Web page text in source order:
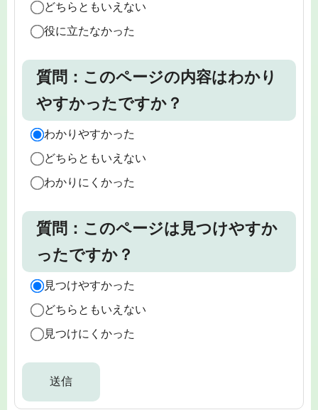
どちらともいえない
役に立たなかった
質問：このページの内容はわかり
やすかったですか？
わかりやすかった
どちらともいえない
わかりにくかった
質問：このページは見つけやすか
ったですか？
見つけやすかった
どちらともいえない
見つけにくかった